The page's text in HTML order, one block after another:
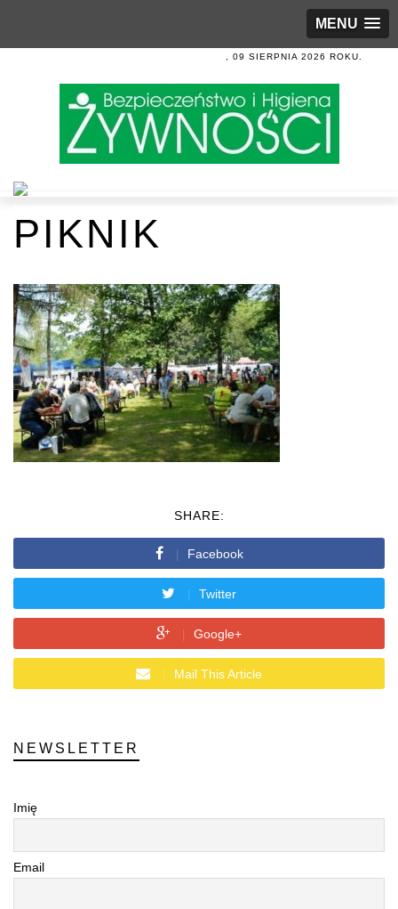
MENU
, 09 SIERPNIA 2026 ROKU.
PIKNIK
SHARE:
Facebook
Twitter
Google+
Mail This Article
NEWSLETTER
Imię
Email